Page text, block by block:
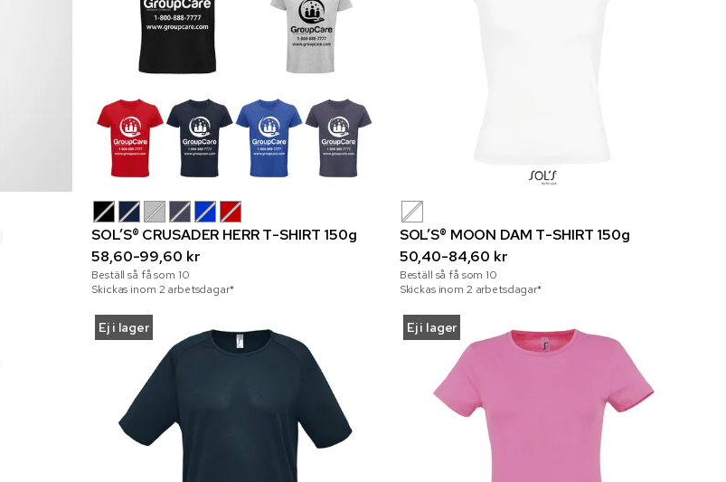
SOL’S® CRUSADER HERR T-SHIRT 150g
58,60-99,60 kr
Beställ så få som 10
Skickas inom 2 arbetsdagar*
SOL’S® MOON DAM T-SHIRT 150g
50,40-84,60 kr
Beställ så få som 10
Skickas inom 2 arbetsdagar*
Ej i lager Ej i lager